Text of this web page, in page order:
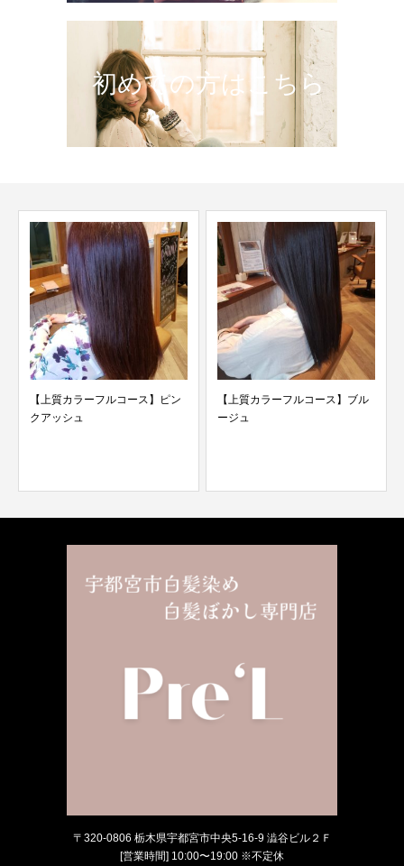
初めての方はこちら
【上質カラーフルコース】ピン
クアッシュ
【上質カラーフルコース】ブル
ージュ
〒320-0806 栃木県宇都宮市中央5-16-9 澁谷ビル２Ｆ
[営業時間] 10:00〜19:00 ※不定休